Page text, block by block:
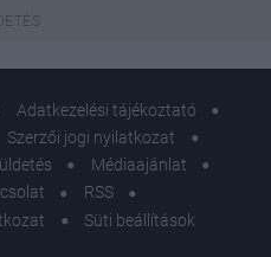
Adatkezelési tájékoztató
Szerzői jogi nyilatkozat
Médiaajánlat
RSS
Süti beállítások